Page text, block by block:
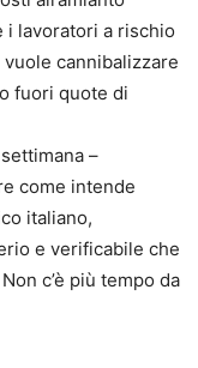
i lavoratori a rischio
cannibalizzare
fuori quote di
–
come intende
italiano,
e verificabile che
c’è più tempo da